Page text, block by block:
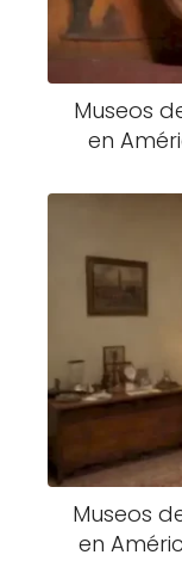
Museos
en
Museos
en